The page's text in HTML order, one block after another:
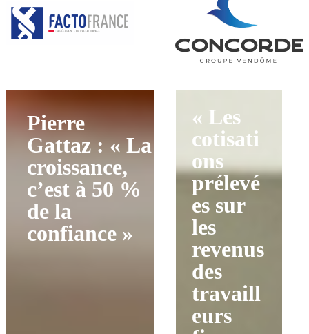
Pierre
Gattaz : « La
croissance,
c’est à 50 %
de la
confiance »
« Les
cotisati
ons
prélevé
es sur
les
revenus
des
travaill
eurs